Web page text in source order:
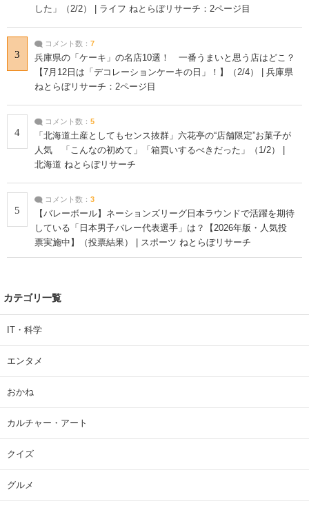
した」（2/2） | ライフ ねとらぼリサーチ：2ページ目
3
コメント数： 7
兵庫県の「ケーキ」の名店10選！ 一番うまいと思う店はどこ？
【7月12日は「デコレーションケーキの日」！】（2/4） | 兵庫県
ねとらぼリサーチ：2ページ目
4
コメント数： 5
「北海道土産としてもセンス抜群」六花亭の“店舗限定”お菓子が
人気 「こんなの初めて」「箱買いするべきだった」（1/2） |
北海道 ねとらぼリサーチ
5
コメント数： 3
【バレーボール】ネーションズリーグ日本ラウンドで活躍を期待
している「日本男子バレー代表選手」は？【2026年版・人気投
票実施中】（投票結果） | スポーツ ねとらぼリサーチ
カテゴリ一覧
IT・科学
エンタメ
おかね
カルチャー・アート
クイズ
グルメ